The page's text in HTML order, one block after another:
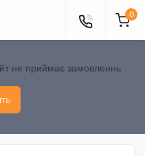
не приймає замовленнь
0